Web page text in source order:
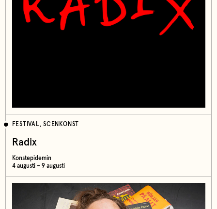
FESTIVAL, SCENKONST
Radix
Konstepidemin
4 augusti – 9 augusti